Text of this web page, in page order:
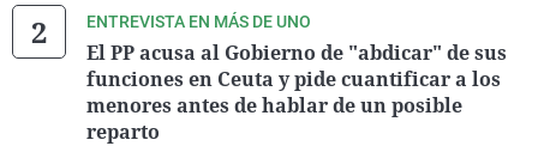
ENTREVISTA EN MÁS DE UNO
El PP acusa al Gobierno de "abdicar" de sus
funciones en Ceuta y pide cuantificar a los
menores antes de hablar de un posible
reparto